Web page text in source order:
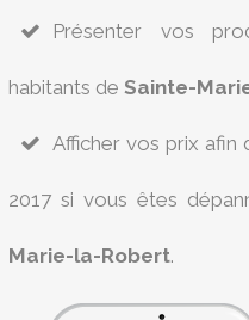
Présenter vos
habitants de Sainte-
Afficher vos prix afin
2017 si vous êtes
Marie-la-Robert.